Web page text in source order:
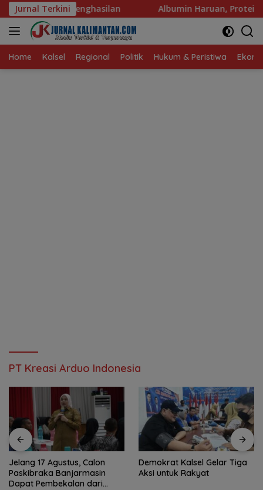
Langsung
ke
konten
Jurnal TerkiniAlbumin Haruan, Protein Berkualitas untuk Hidup
Home Kalsel Regional Politik Hukum & Peristiwa
PT Kreasi Arduo Indonesia
Jelang 17 Agustus, Calon
Paskibraka Banjarmasin
Dapat Pembekalan dari
Demokrat Kalsel Gelar Tiga
Aksi untuk Rakyat